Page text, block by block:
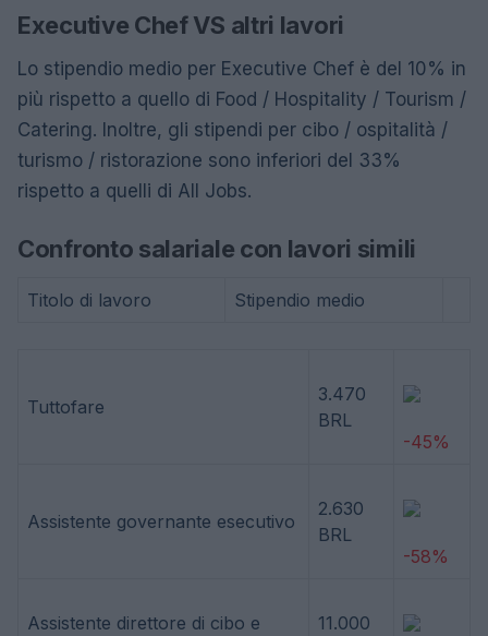
Executive Chef VS altri lavori
Lo stipendio medio per Executive Chef è del 10% in
più rispetto a quello di Food / Hospitality / Tourism /
Catering. Inoltre, gli stipendi per cibo / ospitalità /
turismo / ristorazione sono inferiori del 33%
rispetto a quelli di All Jobs.
Confronto salariale con lavori simili
Titolo di lavoro Stipendio medio
Tuttofare
3.470
BRL
-45%
Assistente governante esecutivo
2.630
BRL
-58%
Assistente direttore di cibo e
11.000